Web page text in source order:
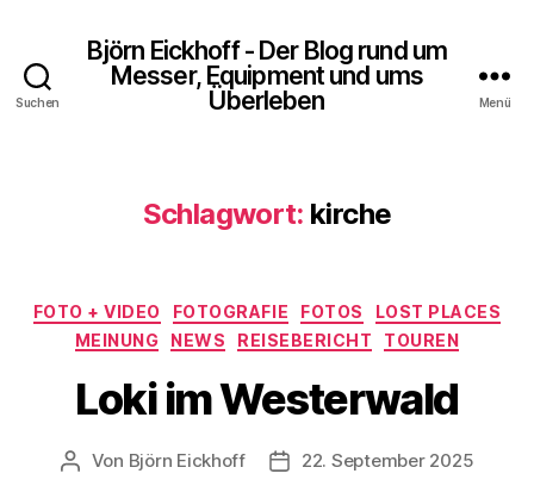
Suchen
Björn Eickhoff - Der Blog rund um
Messer, Equipment und ums
Überleben
Menü
Schlagwort: kirche
Kategorien
FOTO + VIDEO FOTOGRAFIE FOTOS
LOST PLACES
MEINUNG
NEWS REISEBERICHT TOUREN
Loki im Westerwald
Beitragsautor
Von Björn Eickhoff Veröffentlichungsdatum
22. September 2025